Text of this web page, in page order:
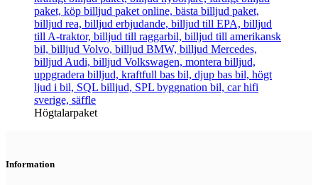
Högtalarpaket
Information